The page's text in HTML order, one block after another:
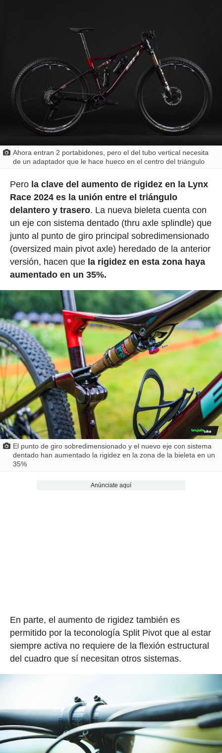
Ahora entran 2 portabidones, pero el del tubo vertical necesita
de un adaptador que le hace hueco en el centro del triángulo
Pero la clave del aumento de rigidez en la Lynx
Race 2024 es la unión entre el triángulo
delantero y trasero. La nueva bieleta cuenta con
un eje con sistema dentado (thru axle splindle) que
junto al punto de giro principal sobredimensionado
(oversized main pivot axle) heredado de la anterior
versión, hacen que la rigidez en esta zona haya
aumentado en un 35%.
El punto de giro sobredimensionado y el nuevo eje con sistema
dentado han aumentado la rigidez en la zona de la bieleta en un
35%
Anúnciate aquí
En parte, el aumento de rigidez también es
permitido por la teconología Split Pivot que al estar
siempre activa no requiere de la flexión estructural
del cuadro que sí necesitan otros sistemas.